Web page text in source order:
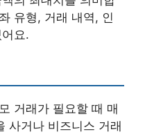
유형, 거래 내역, 인
요.
거래가 필요할 때 매
사거나 비즈니스 거래